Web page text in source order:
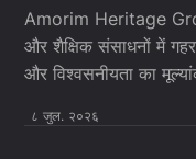
Amorim Heritage
और शैक्षिक संसाधनों में
और विश्वसनीयता का
८ जुल. २०२६